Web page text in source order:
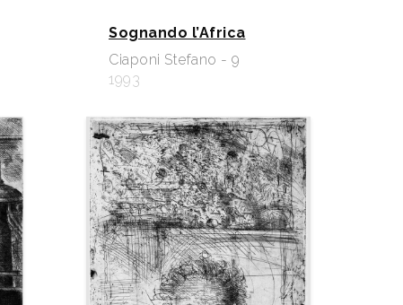
Sognando l’Africa
Ciaponi Stefano - 9
1993